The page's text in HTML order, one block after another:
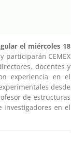
el miércoles 18
participarán CEMEX
docentes y
experiencia en el
desde
de estructuras
investigadores en el